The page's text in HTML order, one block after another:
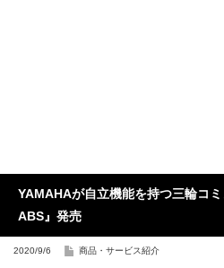
YAMAHAが自立機能を持つ三輪コ
ABS』発売
2020/9/6 商品・サービス紹介